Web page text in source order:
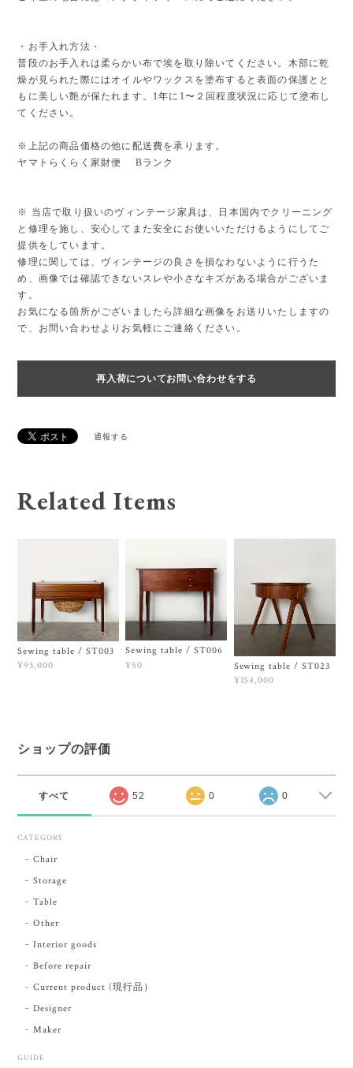
・お手入れ方法・
普段のお手入れは柔らかい布で埃を取り除いてください。木部に乾
燥が見られた際にはオイルやワックスを塗布すると表面の保護とと
もに美しい艶が保たれます。1年に1〜２回程度状況に応じて塗布し
てください。
※上記の商品価格の他に配送費を承ります。
ヤマトらくらく家財便 Bランク
※ 当店で取り扱いのヴィンテージ家具は、日本国内でクリーニング
と修理を施し、安心してまた安全にお使いいただけるようにしてご
提供をしています。
修理に関しては、ヴィンテージの良さを損なわないように行うた
め、画像では確認できないスレや小さなキズがある場合がございま
す。
お気になる箇所がございましたら詳細な画像をお送りいたしますの
で、お問い合わせよりお気軽にご連絡ください。
再入荷についてお問い合わせをする
通報する
Related Items
Sewing table / ST003
¥93,000
Sewing table / ST006
¥50
Sewing table / ST023
¥154,000
ショップの評価
すべて 52 0 0
CATEGORY
Chair
Storage
Table
Other
Interior goods
Before repair
Current product (現行品）
Designer
Maker
GUIDE